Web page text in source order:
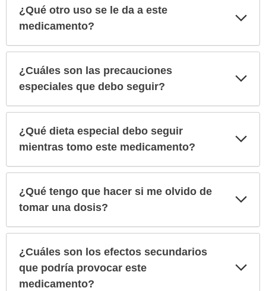
¿Qué otro uso se le da a este
medicamento?
¿Cuáles son las precauciones
especiales que debo seguir?
¿Qué dieta especial debo seguir
mientras tomo este medicamento?
¿Qué tengo que hacer si me olvido de
tomar una dosis?
¿Cuáles son los efectos secundarios
que podría provocar este
medicamento?